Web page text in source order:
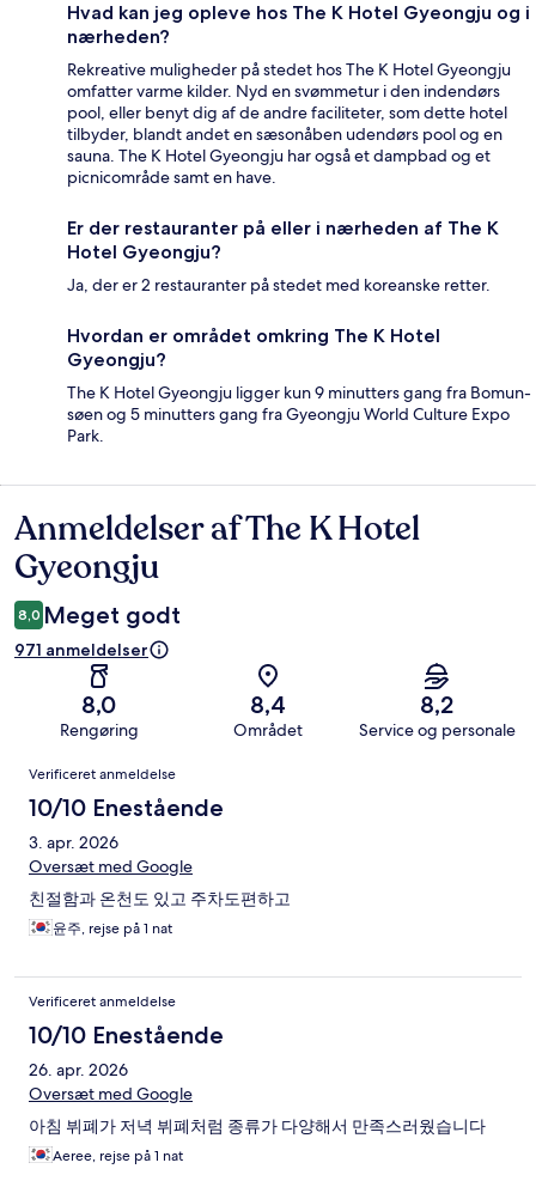
Hvad kan jeg opleve hos The K Hotel Gyeongju og i
nærheden?
Rekreative muligheder på stedet hos The K Hotel Gyeongju
omfatter varme kilder. Nyd en svømmetur i den indendørs
pool, eller benyt dig af de andre faciliteter, som dette hotel
tilbyder, blandt andet en sæsonåben udendørs pool og en
sauna. The K Hotel Gyeongju har også et dampbad og et
picnicområde samt en have.
Er der restauranter på eller i nærheden af The K
Hotel Gyeongju?
Ja, der er 2 restauranter på stedet med koreanske retter.
Hvordan er området omkring The K Hotel
Gyeongju?
The K Hotel Gyeongju ligger kun 9 minutters gang fra Bomun-
søen og 5 minutters gang fra Gyeongju World Culture Expo
Park.
Anmeldelser
Anmeldelser af The K Hotel
Gyeongju
8,0 Meget godt
971 anmeldelser
8,0
Rengøring
8,4
Området
8,2
Service og personale
Anmeldelser
Verificeret anmeldelse
10/10 Enestående
3. apr. 2026
Oversæt med Google
친절함과 온천도 있고 주차도편하고
윤주, rejse på 1 nat
Verificeret anmeldelse
10/10 Enestående
26. apr. 2026
Oversæt med Google
아침 뷔폐가 저녁 뷔폐처럼 종류가 다양해서 만족스러웠습니다
Aeree, rejse på 1 nat